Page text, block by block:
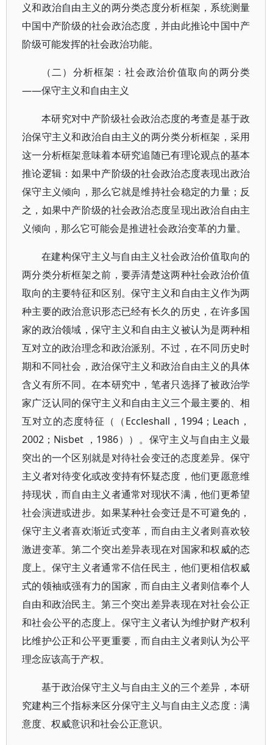
义和政治自由主义的两分类态度分析框架，系统测量
中国中产阶级的社会政治态度，并由此推论中国中产
阶级可能发挥的社会政治功能。
（二）分析框架：社会政治价值取向的两分类
——保守主义和自由主义
本研究对中产阶级社会政治态度的考查是基于政
治保守主义和政治自由主义的两分类分析框架，采用
这一分析框架意味着本研究追随已有理论观点的基本
推论逻辑：如果中产阶级的社会政治态度表现出政治
保守主义倾向，那么它就是维持社会稳定的力量；反
之，如果中产阶级的社会政治态度呈现出政治自由主
义倾向，那么它可能会是推进社会政治变革的力量。
在建构保守主义与自由主义社会政治价值取向的
两分类分析框架之前，要弄清楚这两种社会政治价值
取向的主要特征和区别。保守主义和自由主义作为两
种主要的政治意识形态已经有长久的历史，在许多国
家的政治领域，保守主义和自由主义被认为是两种相
互对立的政治理念和政治派别。不过，在不同历史时
期和不同社会，政治保守主义和政治自由主义的具体
含义有所不同。在本研究中，笔者只选择了被政治学
家广泛认同的保守主义和自由主义三个最主要的、相
互对立的态度特征（（Eccleshall，1994；Leach，
2002；Nisbet ，1986））。保守主义与自由主义最
突出的一个区别就是对待社会变迁的态度差异。保守
主义者对待变化或改变持有怀疑态度，他们更愿意维
持现状，而自由主义者通常对现状不满，他们更希望
社会演进或进步。如果某种社会变迁是不可避免的，
保守主义者喜欢渐近式变革，而自由主义者则喜欢较
激进变革。第二个突出差异表现在对国家和权威的态
度上。保守主义者通常不信任民主，他们更相信权威
式的领袖或强有力的国家，而自由主义者则信奉个人
自由和政治民主。第三个突出差异表现在对社会公正
和社会公平的态度上。保守主义者认为维护财产权利
比维护公正和公平更重要，而自由主义者则认为公平
理念应该高于产权。
基于政治保守主义与自由主义的三个差异，本研
究建构三个指标来区分保守主义与自由主义态度：满
意度、权威意识和社会公正意识。